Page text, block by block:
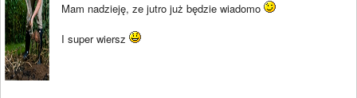
Mam nadzieję, ze jutro już będzie wiadomo
I super wiersz